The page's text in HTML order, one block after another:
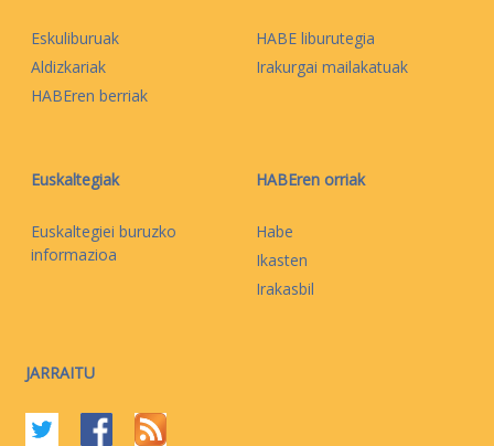
Eskuliburuak
Aldizkariak
HABEren berriak
HABE liburutegia
Irakurgai mailakatuak
Euskaltegiak
Euskaltegiei buruzko
informazioa
HABEren orriak
Habe
Ikasten
Irakasbil
JARRAITU